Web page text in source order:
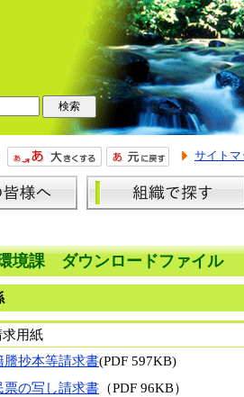
サイトマ
境課 ダウンロードファイル
用紙
謄抄本等請求書(PDF 597KB)
票の写し請求書 （PDF 96KB）